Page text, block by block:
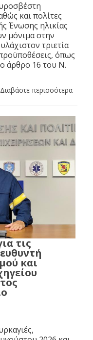
και πολίτες
Ένωσης ηλικίας
μόνιμα στην
τριετία
όπως
άρθρο 16 του N.
Διαβάστε περισσότερα
τις
και